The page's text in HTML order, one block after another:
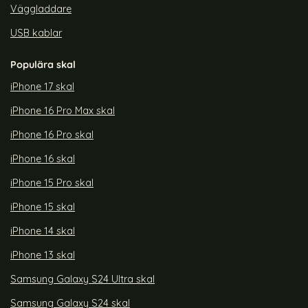
Väggladdare
USB kablar
Populära skal
iPhone 17 skal
iPhone 16 Pro Max skal
iPhone 16 Pro skal
iPhone 16 skal
iPhone 15 Pro skal
iPhone 15 skal
iPhone 14 skal
iPhone 13 skal
Samsung Galaxy S24 Ultra skal
Samsung Galaxy S24 skal